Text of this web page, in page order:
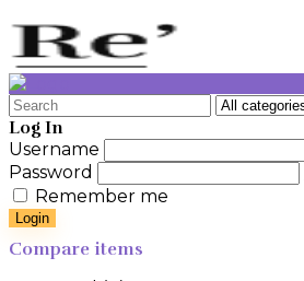
Search
for:
Log In
Username
Password
Remember me
Login
Compare items